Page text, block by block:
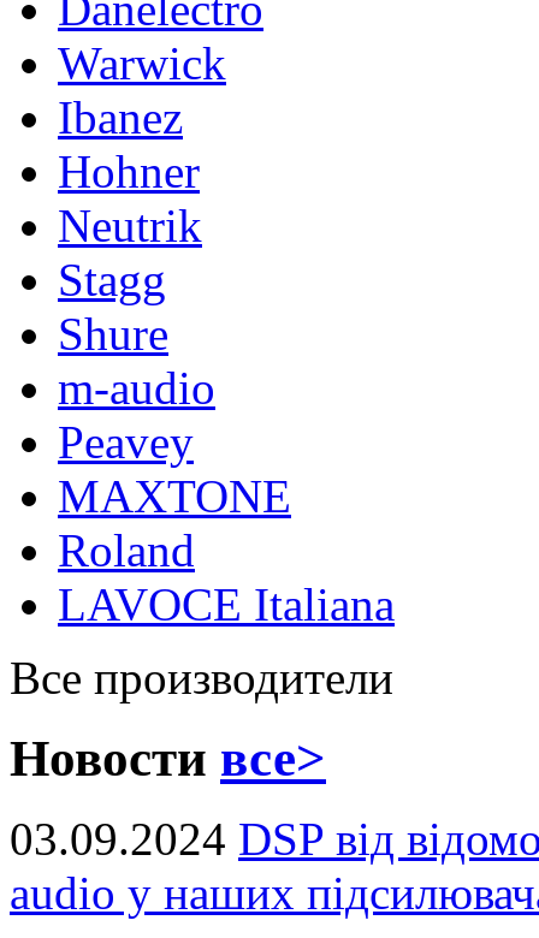
Warwick
Ibanez
Hohner
Neutrik
Stagg
Shure
m-audio
Peavey
MAXTONE
Roland
LAVOCE Italiana
Все производители
Новости все>
03.09.2024 DSP від
audio у наших